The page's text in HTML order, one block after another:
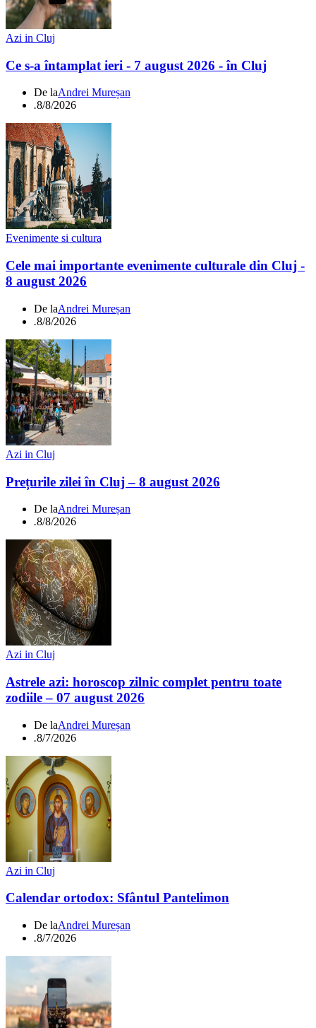
Azi in Cluj
Ce s-a întamplat ieri - 7 august 2026 - în Cluj
De laAndrei Mureșan
.8/8/2026
Evenimente si cultura
Cele mai importante evenimente culturale din Cluj -
8 august 2026
De laAndrei Mureșan
.8/8/2026
Azi in Cluj
Prețurile zilei în Cluj – 8 august 2026
De laAndrei Mureșan
.8/8/2026
Azi in Cluj
Astrele azi: horoscop zilnic complet pentru toate
zodiile – 07 august 2026
De laAndrei Mureșan
.8/7/2026
Azi in Cluj
Calendar ortodox: Sfântul Pantelimon
De laAndrei Mureșan
.8/7/2026